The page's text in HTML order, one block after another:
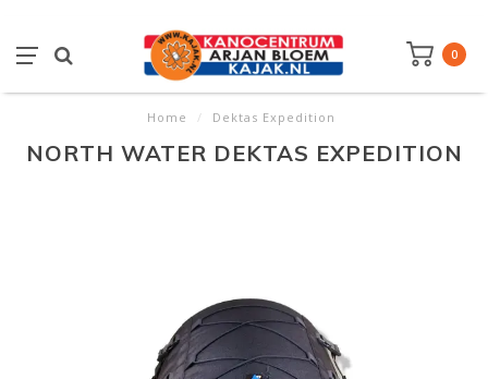
0
Home / Dektas Expedition
NORTH WATER DEKTAS EXPEDITION